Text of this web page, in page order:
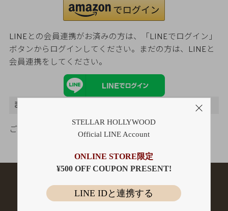
LINEとの会員連携がお済みの方は、「LINEでログイン」
ボタンからログインしてください。まだの方は、
LINEと
会員連携をしてください。
まだご登録がお済みでないお客様
ご購入金額の3％をポイント還元
STELLAR HOLLYWOOD
Official LINE Account
ONLINE STORE限定
¥500 OFF COUPON PRESENT!
LINE IDと連携する